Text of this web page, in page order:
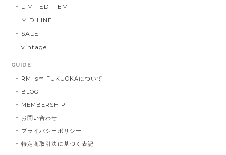
LIMITED ITEM
MID LINE
SALE
vintage
GUIDE
RM ism FUKUOKAについて
BLOG
MEMBERSHIP
お問い合わせ
プライバシーポリシー
特定商取引法に基づく表記